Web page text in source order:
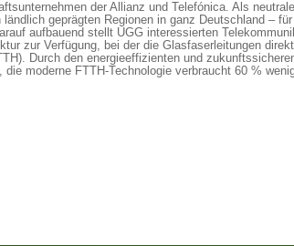
der Allianz und Telefónica. Als
geprägten Regionen in ganz Deutschland –
aufbauend stellt UGG interessierten
zur Verfügung, bei der die Glasfaserleitungen
Durch den energieeffizienten und
moderne FTTH-Technologie verbraucht 60 %